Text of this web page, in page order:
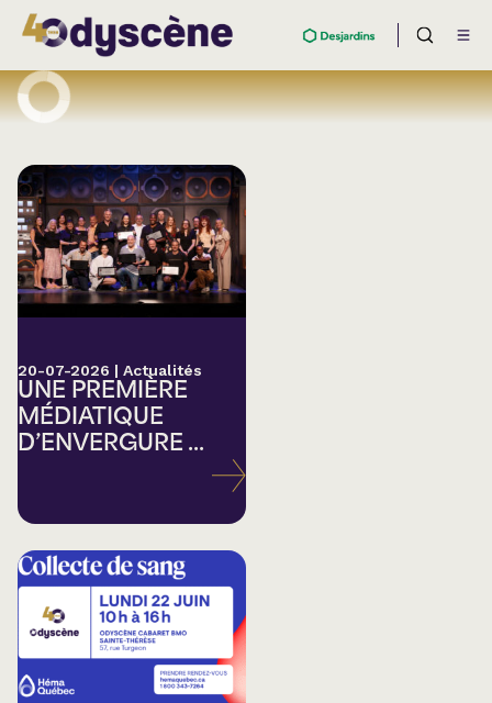
20-07-2026 | Actualités
UNE PREMIÈRE
MÉDIATIQUE
D’ENVERGURE ...